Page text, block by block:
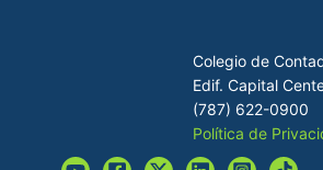
Colegio de
Edif. Capital
(787) 622-0900
Política de